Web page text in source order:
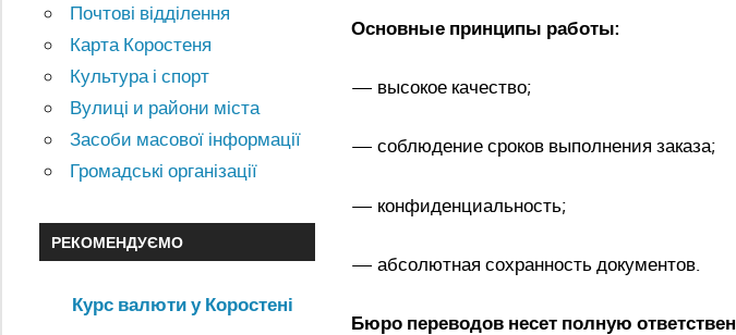
Основные принципы работы:
— высокое качество;
— соблюдение сроков выполнения заказа;
— конфиденциальность;
— абсолютная сохранность документов.
Бюро переводов несет полную
Почтові відділення
Карта Коростеня
Культура і спорт
Вулиці и райони міста
Засоби масової інформації
Громадські організації
РЕКОМЕНДУЄМО
Курс валюти у Коростені